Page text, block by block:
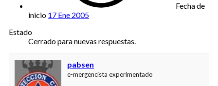
Fecha de
inicio 17 Ene 2005
Estado
Cerrado para nuevas respuestas.
pabsen
e-mergencista experimentado